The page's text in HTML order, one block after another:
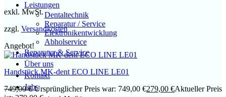
Leistungen
Dentaltechnik
Reparatur / Service
Elektronikentwicklung
Abholservice
Reparatur & Service
Über uns
Kontakt
Jobs
exkl. MwSt.
zzgl. Versandkosten
Angebot!
Handstück MK-dent ECO LINE LE01
749,00€ Ursprünglicher Preis war: 749,00 €279,00 €Aktueller Preis